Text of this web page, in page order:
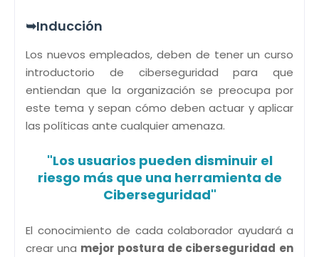
➥Inducción
Los nuevos empleados, deben de tener un curso
introductorio de ciberseguridad para que
entiendan que la organización se preocupa por
este tema y sepan cómo deben actuar y aplicar
las políticas ante cualquier amenaza.
"Los usuarios pueden disminuir el
riesgo más que una herramienta de
Ciberseguridad"
El conocimiento de cada colaborador ayudará a
crear una mejor postura de ciberseguridad en